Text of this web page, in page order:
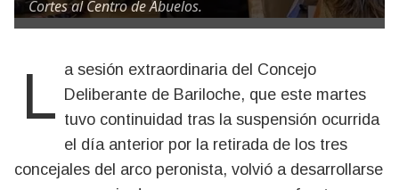
Cortes al Centro de Abuelos.
La sesión extraordinaria del Concejo Deliberante de Bariloche, que este martes
tuvo continuidad tras la suspensión ocurrida
el día anterior por la retirada de los tres
concejales del arco peronista, volvió a desarrollarse